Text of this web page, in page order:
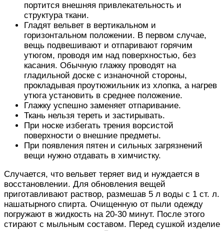
портится внешняя привлекательность и
структура ткани.
Гладят вельвет в вертикальном и
горизонтальном положении. В первом случае,
вещь подвешивают и отпаривают горячим
утюгом, проводя им над поверхностью, без
касания. Обычную глажку проводят на
гладильной доске с изнаночной стороны,
прокладывая проутюжильник из хлопка, а нагрев
утюга установить в среднее положение.
Глажку успешно заменяет отпаривание.
Ткань нельзя тереть и застирывать.
При носке избегать трения ворсистой
поверхности о внешние предметы.
При появления пятен и сильных загрязнений
вещи нужно отдавать в химчистку.
Случается, что вельвет теряет вид и нуждается в
восстановлении. Для обновления вещей
приготавливают раствор, размешав 5 л воды с 1 ст. л.
нашатырного спирта. Очищенную от пыли одежду
погружают в жидкость на 20-30 минут. После этого
стирают с мыльным составом. Перед сушкой изделие